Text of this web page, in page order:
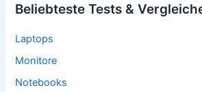
Beliebteste Tests &
Laptops
Monitore
Notebooks